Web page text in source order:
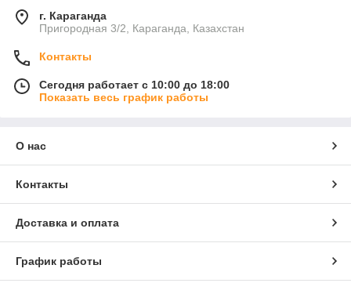
г. Караганда
Пригородная 3/2, Караганда, Казахстан
Контакты
Сегодня работает с 10:00 до 18:00
Показать весь график работы
О нас
Контакты
Доставка и оплата
График работы